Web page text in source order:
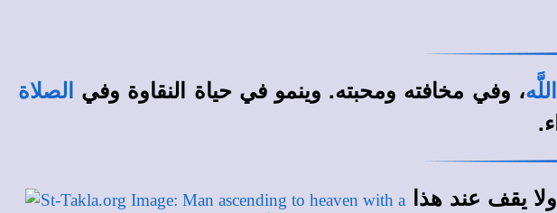
، وفي مخافته ومحبته. وينمو في حياة النقاوة وفي الصلاة
يقف عند هذا